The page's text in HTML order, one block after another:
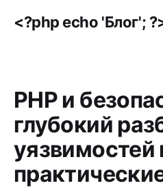
<?php echo 'Блог';
PHP и
глубокий
уязвимостей